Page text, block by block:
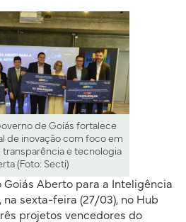
de Goiás fortalece
de inovação com foco em
transparência e tecnologia
(Foto: Secti)
Aberto para a Inteligência
na sexta-feira (27/03), no Hub
projetos vencedores do